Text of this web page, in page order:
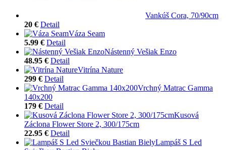
Vankúš Cora, 70/90cm
20 € Detail
Váza Seam
5.99 € Detail
Nástenný Vešiak Enzo
48.95 € Detail
Vitrína Nature
299 € Detail
Vrchný Matrac Gamma
140x200
179 € Detail
Kusová
Záclona Flower Store 2, 300/175cm
22.95 € Detail
Lampáš S Led